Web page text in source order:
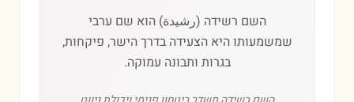
השם רשידה (رشيدة) הוא שם ערבי
שמשמעותו היא הצעידה בדרך הישר, פיקחות,
בגרות ותבונה עמוקה.